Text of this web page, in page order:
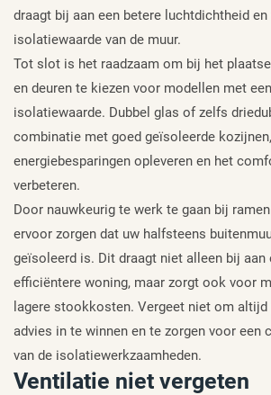
draagt bij aan een betere luchtdichtheid
isolatiewaarde van de muur.
Tot slot is het raadzaam om bij het
en deuren te kiezen voor modellen met
isolatiewaarde. Dubbel glas of zelfs
combinatie met goed geïsoleerde
energiebesparingen opleveren en het
verbeteren.
Door nauwkeurig te werk te gaan bij
ervoor zorgen dat uw halfsteens
geïsoleerd is. Dit draagt niet alleen bij aan
efficiëntere woning, maar zorgt ook voor
lagere stookkosten. Vergeet niet om altijd
advies in te winnen en te zorgen voor een
van de isolatiewerkzaamheden.
Ventilatie niet vergeten